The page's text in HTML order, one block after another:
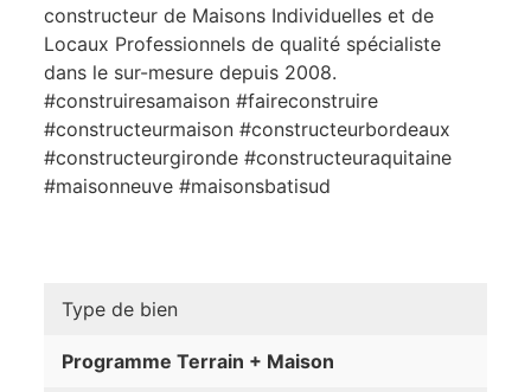
constructeur de Maisons Individuelles et de
Locaux Professionnels de qualité spécialiste
dans le sur-mesure depuis 2008.
#construiresamaison #faireconstruire
#constructeurmaison #constructeurbordeaux
#constructeurgironde #constructeuraquitaine
#maisonneuve #maisonsbatisud
Type de bien
Programme Terrain + Maison